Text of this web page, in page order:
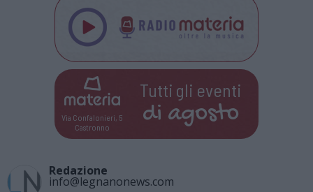
Via Confalonieri, 5
Castronno
Tutti gli eventi
di agosto
Redazione
info@legnanonews.com